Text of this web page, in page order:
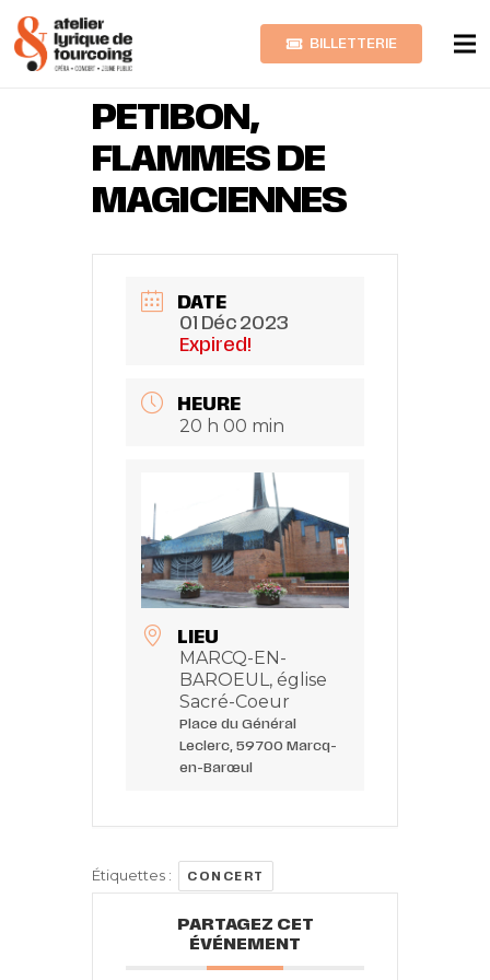
BILLETTERIE
PATRICIA
PETIBON,
FLAMMES DE
MAGICIENNES
DATE
01 Déc 2023
Expired!
HEURE
20 h 00 min
LIEU
MARCQ-EN-
BAROEUL, église
Sacré-Coeur
Place du Général
Leclerc, 59700 Marcq-
en-Barœul
Étiquettes : CONCERT
PARTAGEZ CET
ÉVÉNEMENT